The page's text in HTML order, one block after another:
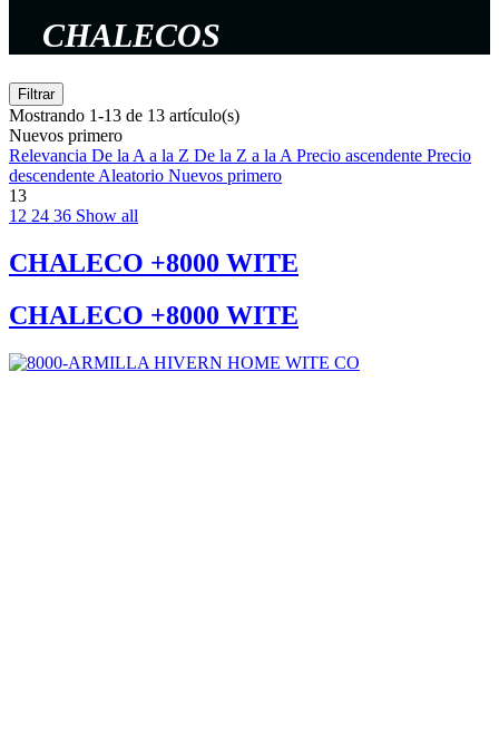
CHALECOS
Filtrar
Mostrando 1-13 de 13 artículo(s)
Nuevos primero
Relevancia De la A a la Z De la Z a la A Precio ascendente Precio
descendente Aleatorio Nuevos primero
13
12 24 36 Show all
CHALECO +8000 WITE
CHALECO +8000 WITE